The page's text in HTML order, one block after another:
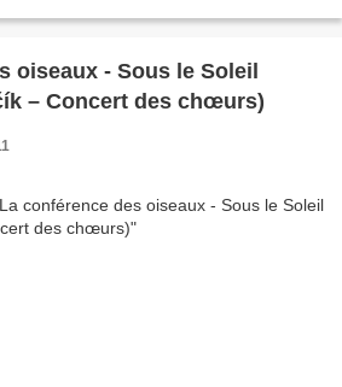
oiseaux - Sous le Soleil
– Concert des chœurs)